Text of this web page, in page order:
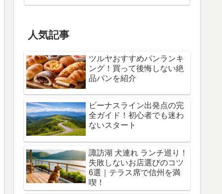
人気記事
ツルヤおすすめパンランキ
ング！買って後悔しない絶
品パンを紹介
ビーナスライン出発点の完
全ガイド！初心者でも迷わ
ないスタート
諏訪湖 犬連れ ランチ巡り！
失敗しないお店選びのコツ
6選｜テラス席で信州を満
喫！